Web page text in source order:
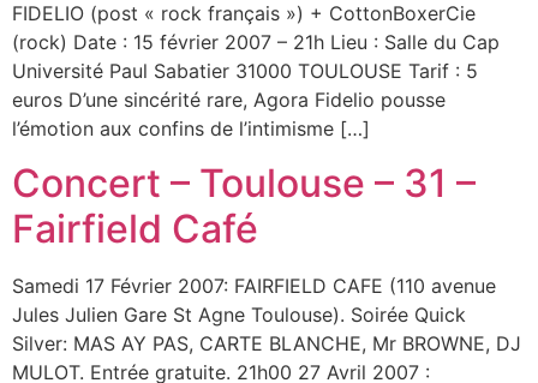
FIDELIO (post « rock français ») + CottonBoxerCie
(rock) Date : 15 février 2007 – 21h Lieu : Salle du Cap
Université Paul Sabatier 31000 TOULOUSE Tarif : 5
euros D’une sincérité rare, Agora Fidelio pousse
l’émotion aux confins de l’intimisme […]
Concert – Toulouse – 31 –
Fairfield Café
Samedi 17 Février 2007: FAIRFIELD CAFE (110 avenue
Jules Julien Gare St Agne Toulouse). Soirée Quick
Silver: MAS AY PAS, CARTE BLANCHE, Mr BROWNE, DJ
MULOT. Entrée gratuite. 21h00 27 Avril 2007 :